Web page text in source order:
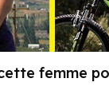
femme